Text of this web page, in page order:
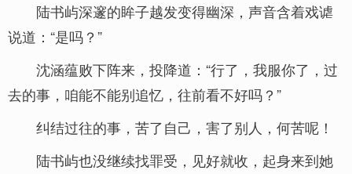
陆书屿深邃的眸子越发变得幽深，声音含着戏谑
说道：“是吗？”
沈涵蕴败下阵来，投降道：“行了，我服你了，过
去的事，咱能不能别追忆，往前看不好吗？”
纠结过往的事，苦了自己，害了别人，何苦呢！
陆书屿也没继续找罪受，见好就收，起身来到她